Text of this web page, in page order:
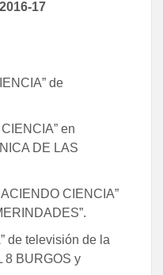
17
de
en
DE LAS
CIENCIA”
de televisión de la
8 BURGOS y